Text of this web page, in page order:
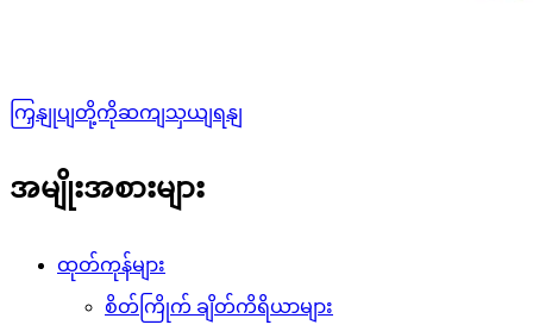
ကြှနျုပျတို့ကိုဆကျသှယျရနျ
အမျိုးအစားများ
ထုတ်ကုန်များ
စိတ်ကြိုက် ချိတ်ကိရိယာများ